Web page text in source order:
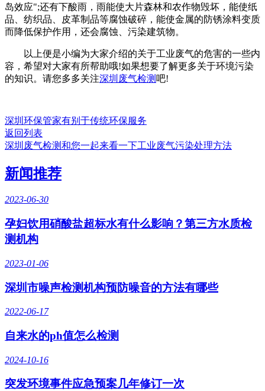
岛效应";还有下酸雨，雨能使大片森林和农作物毁坏，能使纸
品、纺织品、皮革制品等腐蚀破碎，能使金属的防锈涂料变质
而降低保护作用，还会腐蚀、污染建筑物。
以上便是小编为大家介绍的关于工业废气的危害的一些内
容，希望对大家有所帮助哦!如果想要了解更多关于环境污染
的知识。请您多多关注深圳废气检测 吧!
深圳环保管家有别于传统环保服务
返回列表
深圳废气检测和您一起来看一下工业废气污染处理方法
新闻推荐
2023-06-30
孕妇饮用硝酸盐超标水有什么影响？第三方水质检
测机构
2023-01-06
深圳市噪声检测机构预防噪音的方法有哪些
2022-06-17
自来水的ph值怎么检测
2024-10-16
突发环境事件应急预案几年修订一次